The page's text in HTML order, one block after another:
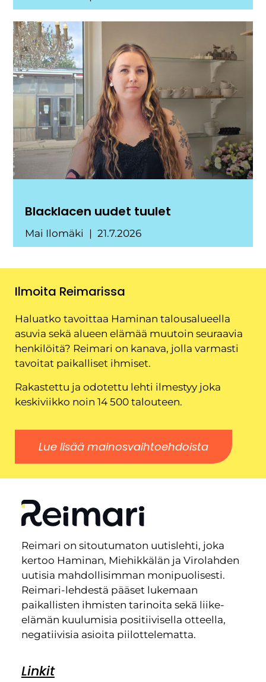
Blacklacen uudet tuulet
Mai Ilomäki 21.7.2026
Ilmoita Reimarissa
Haluatko tavoittaa Haminan talousalueella
asuvia sekä alueen elämää muutoin seuraavia
henkilöitä? Reimari on kanava, jolla varmasti
tavoitat paikalliset ihmiset.
Rakastettu ja odotettu lehti ilmestyy joka
keskiviikko noin 14 500 talouteen.
Lue lisää mainosvaihtoehdoista
Reimari on sitoutumaton uutislehti, joka
kertoo Haminan, Miehikkälän ja Virolahden
uutisia mahdollisimman monipuolisesti.
Reimari-lehdestä pääset lukemaan
paikallisten ihmisten tarinoita sekä liike-
elämän kuulumisia positiivisella otteella,
negatiivisia asioita piilottelematta.
Linkit